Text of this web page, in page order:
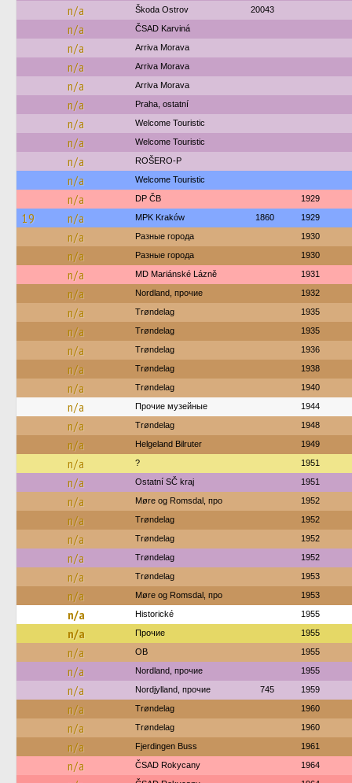
n/a Škoda Ostrov 20043
n/a ČSAD Karviná
n/a Arriva Morava
n/a Arriva Morava
n/a Arriva Morava
n/a Praha, ostatní
n/a Welcome Touristic
n/a Welcome Touristic
n/a ROŠERO-P
n/a Welcome Touristic
n/a DP ČB 1929
19 n/a MPK Kraków 1860 1929
n/a Разные города 1930
n/a Разные города 1930
n/a MD Mariánské Lázně 1931
n/a Nordland, прочие 1932
n/a Trøndelag 1935
n/a Trøndelag 1935
n/a Trøndelag 1936
n/a Trøndelag 1938
n/a Trøndelag 1940
n/a Прочие музейные 1944
n/a Trøndelag 1948
n/a Helgeland Bilruter 1949
n/a ? 1951
n/a Ostatní SČ kraj 1951
n/a Møre og Romsdal, про 1952
n/a Trøndelag 1952
n/a Trøndelag 1952
n/a Trøndelag 1952
n/a Trøndelag 1953
n/a Møre og Romsdal, про 1953
n/a Historické 1955
n/a Прочие 1955
n/a OB 1955
n/a Nordland, прочие 1955
n/a Nordjylland, прочие 745 1959
n/a Trøndelag 1960
n/a Trøndelag 1960
n/a Fjerdingen Buss 1961
n/a ČSAD Rokycany 1964